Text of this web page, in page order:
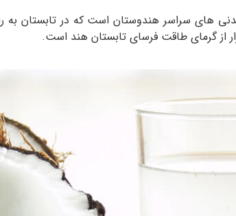
های سراسر هندوستان است که در تابستان به
از گرمای طاقت فرسای تابستان هند است.